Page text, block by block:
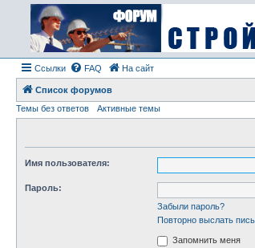
Ссылки FAQ На сайт
Список форумов
Темы без ответов
Активные темы
Имя пользователя:
Пароль:
Забыли пароль?
Повторно выслать
Запомнить меня